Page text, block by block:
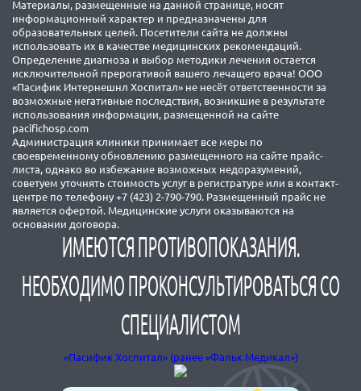
Материалы, размещенные на данной странице, носят
информационный характер и предназначены для
образовательных целей. Посетители сайта не должны
использовать их в качестве медицинских рекомендаций.
Определение диагноза и выбор методики лечения остается
исключительной прерогативой вашего лечащего врача! ООО
«Пасифик Интернешнл Хоспитал» не несёт ответственности за
возможные негативные последствия, возникшие в результате
использования информации, размещенной на сайте
pacifichosp.com
Администрация клиники принимает все меры по
своевременному обновлению размещенного на сайте прайс-
листа, однако во избежание возможных недоразумений,
советуем уточнять стоимость услуг в регистратуре или в контакт-
центре по телефону +7 (423) 2-790-790. Размещенный прайс не
является офертой. Медицинские услуги оказываются на
основании договора.
ИМЕЮТСЯ ПРОТИВОПОКАЗАНИЯ.
НЕОБХОДИМО ПРОКОНСУЛЬТИРОВАТЬСЯ СО
СПЕЦИАЛИСТОМ
«Пасифик Хоспитал» (ранее «Фальк Медикал»)